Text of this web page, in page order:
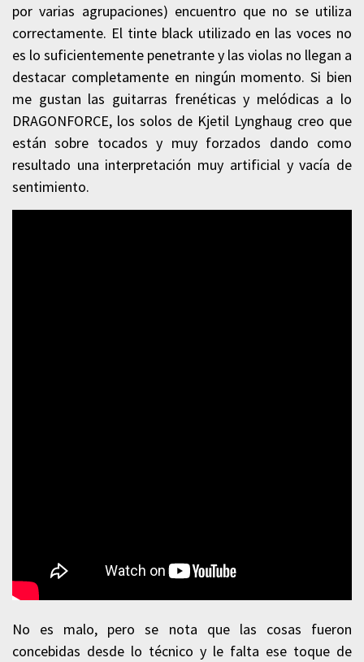
por varias agrupaciones) encuentro que no se utiliza
correctamente. El tinte black utilizado en las voces no
es lo suficientemente penetrante y las violas no llegan a
destacar completamente en ningún momento. Si bien
me gustan las guitarras frenéticas y melódicas a lo
DRAGONFORCE, los solos de Kjetil Lynghaug creo que
están sobre tocados y muy forzados dando como
resultado una interpretación muy artificial y vacía de
sentimiento.
No es malo, pero se nota que las cosas fueron
concebidas desde lo técnico y le falta ese toque de